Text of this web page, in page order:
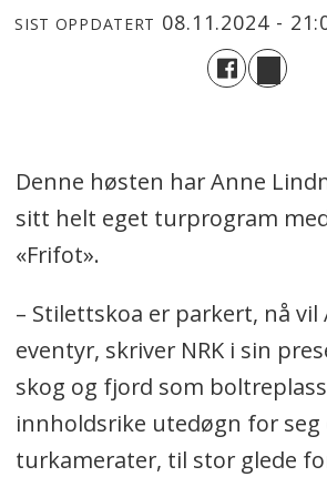
SIST OPPDATERT 08.11.2024 -
Denne høsten har Anne
sitt helt eget turprogram
«Frifot».
– Stilettskoa er parkert, nå vil
eventyr, skriver NRK i sin
skog og fjord som
innholdsrike utedøgn for seg
turkamerater, til stor glede